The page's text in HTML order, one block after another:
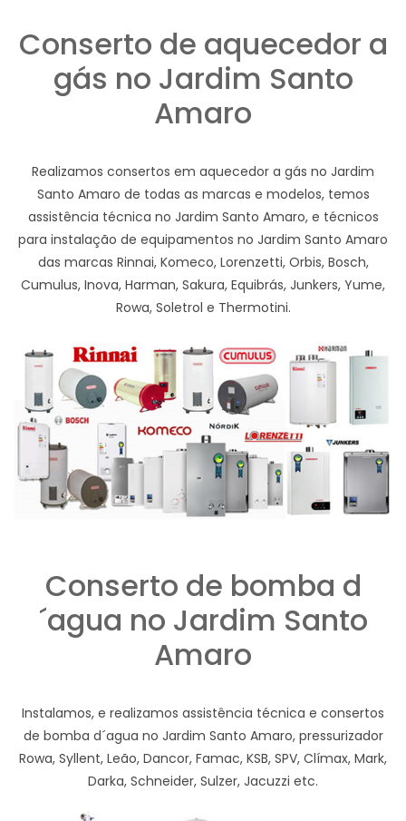
Conserto de aquecedor a
gás no Jardim Santo
Amaro
Realizamos consertos em aquecedor a gás no Jardim
Santo Amaro de todas as marcas e modelos, temos
assistência técnica no Jardim Santo Amaro, e técnicos
para instalação de equipamentos no Jardim Santo Amaro
das marcas Rinnai, Komeco, Lorenzetti, Orbis, Bosch,
Cumulus, Inova, Harman, Sakura, Equibrás, Junkers, Yume,
Rowa, Soletrol e Thermotini.
Conserto de bomba d
´agua no Jardim Santo
Amaro
Instalamos, e realizamos assistência técnica e consertos
de bomba d´agua no Jardim Santo Amaro, pressurizador
Rowa, Syllent, Leão, Dancor, Famac, KSB, SPV, Clímax, Mark,
Darka, Schneider, Sulzer, Jacuzzi etc.